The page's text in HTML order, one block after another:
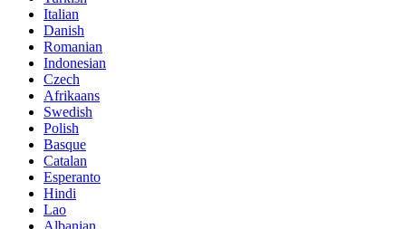
Italian
Danish
Romanian
Indonesian
Czech
Afrikaans
Swedish
Polish
Basque
Catalan
Esperanto
Hindi
Lao